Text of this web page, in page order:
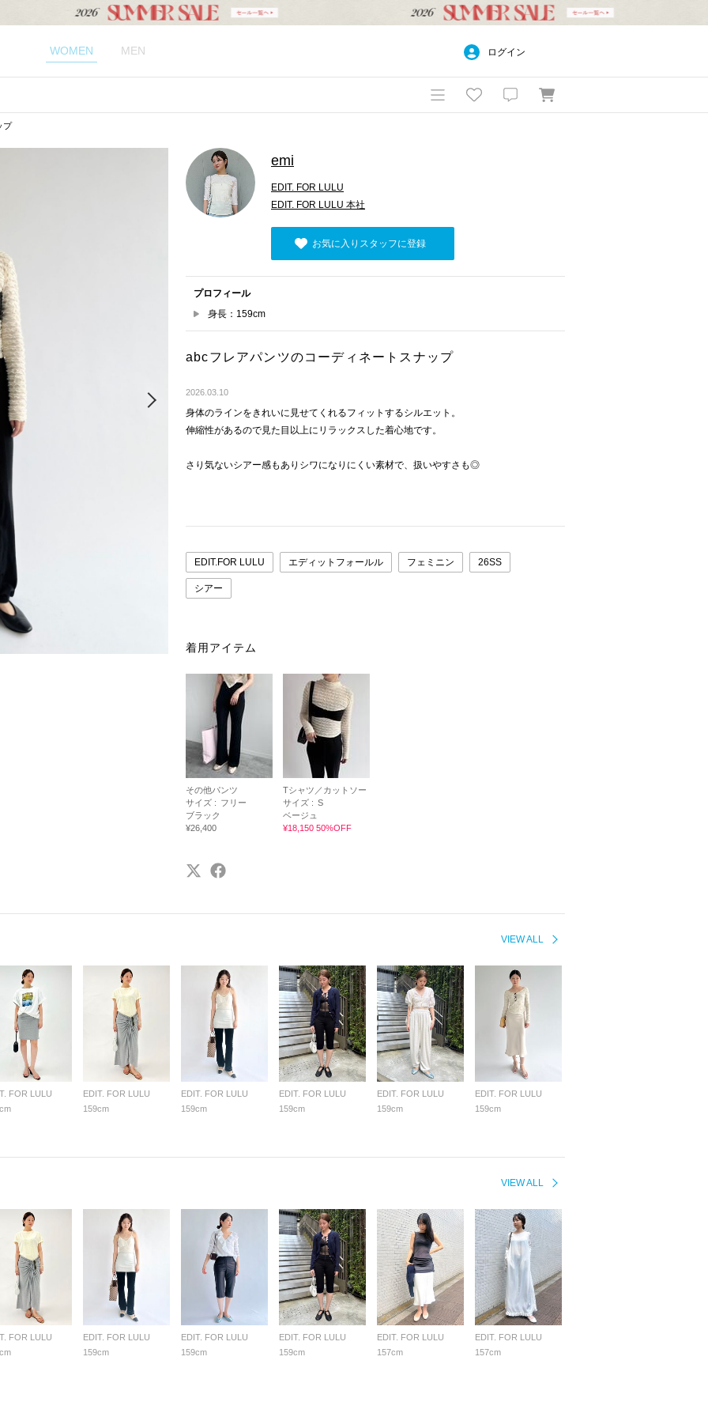
WOMEN MEN ログイン
プ
Next
emi
EDIT. FOR LULU
EDIT. FOR LULU 本社
お気に入りスタッフに登録
プロフィール
身長：159cm
abcフレアパンツのコーディネートスナップ
2026.03.10
身体のラインをきれいに見せてくれるフィットするシルエット。
伸縮性があるので見た目以上にリラックスした着心地です。
さり気ないシアー感もありシワになりにくい素材で、扱いやすさも◎
EDIT.FOR LULU エディットフォールル フェミニン 26SS
シアー
着用アイテム
その他パンツ
サイズ : フリー
ブラック
¥26,400
Tシャツ／カットソー
サイズ : S
ベージュ
¥18,150 50%OFF
VIEW ALL
FOR LULU
EDIT. FOR LULU
159cm
EDIT. FOR LULU
159cm
EDIT. FOR LULU
159cm
EDIT. FOR LULU
159cm
EDIT. FOR LULU
159cm
VIEW ALL
FOR LULU
EDIT. FOR LULU
159cm
EDIT. FOR LULU
159cm
EDIT. FOR LULU
159cm
EDIT. FOR LULU
157cm
EDIT. FOR LULU
157cm